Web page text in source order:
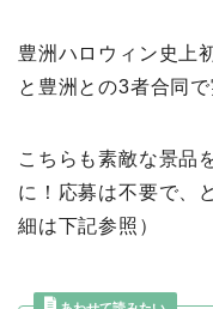
豊洲ハロウィン史上
と豊洲との3者合同
こちらも素敵な景品
に！応募は不要で、
細は下記参照）